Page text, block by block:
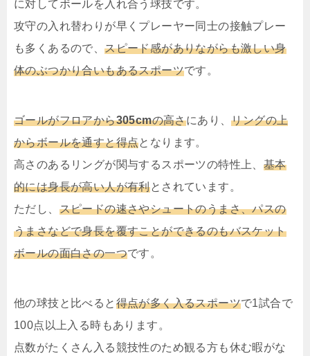
に対してボールを入れ合う球技です。
攻守の入れ替わりが早くプレーヤー同士の接触プレー
も多くあるので、スピード感がありながらも激しい身
体のぶつかり合いもあるスポーツです。
ゴールがフロアから305cmの高さにあり、リングの上
からボールを通すと得点となります。
高さのあるリングが関与するスポーツの特性上、 基本
的には身長が高い人が有利とされています。
ただし、 スピードの速さやシュートのうまさ、パスの
うまさなどで身長を覆すことができるのもバスケット
ボールの面白さの一つです。
他の球技と比べると 得点が多く入るスポーツで1試合で
100点以上入る時もあります。
点数がたくさん入る競技性のため観る方も休む暇がな